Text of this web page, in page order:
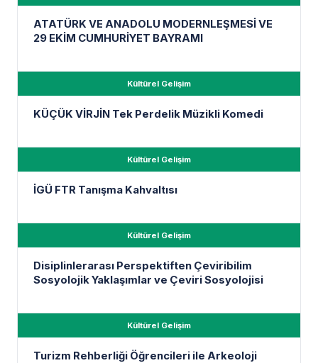
ATATÜRK VE ANADOLU MODERNLEŞMESİ VE
29 EKİM CUMHURİYET BAYRAMI
Kültürel Gelişim
KÜÇÜK VİRJİN Tek Perdelik Müzikli Komedi
Kültürel Gelişim
İGÜ FTR Tanışma Kahvaltısı
Kültürel Gelişim
Disiplinlerarası Perspektiften Çeviribilim
Sosyolojik Yaklaşımlar ve Çeviri Sosyolojisi
Kültürel Gelişim
Turizm Rehberliği Öğrencileri ile Arkeoloji